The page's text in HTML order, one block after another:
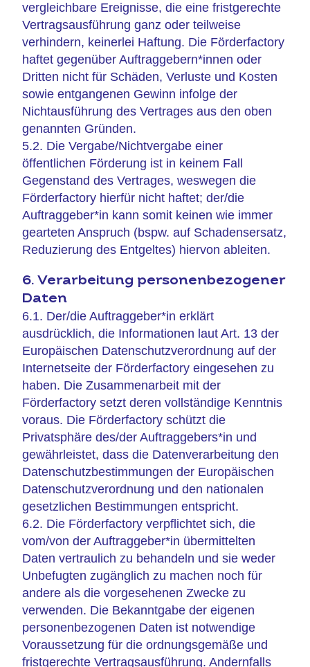
vergleichbare Ereignisse, die eine fristgerechte
Vertragsausführung ganz oder teilweise
verhindern, keinerlei Haftung. Die Förderfactory
haftet gegenüber Auftraggebern*innen oder
Dritten nicht für Schäden, Verluste und Kosten
sowie entgangenen Gewinn infolge der
Nichtausführung des Vertrages aus den oben
genannten Gründen.
5.2. Die Vergabe/Nichtvergabe einer
öffentlichen Förderung ist in keinem Fall
Gegenstand des Vertrages, weswegen die
Förderfactory hierfür nicht haftet; der/die
Auftraggeber*in kann somit keinen wie immer
gearteten Anspruch (bspw. auf Schadensersatz,
Reduzierung des Entgeltes) hiervon ableiten.
6. Verarbeitung personenbezogener
Daten
6.1. Der/die Auftraggeber*in erklärt
ausdrücklich, die Informationen laut Art. 13 der
Europäischen Datenschutzverordnung auf der
Internetseite der Förderfactory eingesehen zu
haben. Die Zusammenarbeit mit der
Förderfactory setzt deren vollständige Kenntnis
voraus. Die Förderfactory schützt die
Privatsphäre des/der Auftraggebers*in und
gewährleistet, dass die Datenverarbeitung den
Datenschutzbestimmungen der Europäischen
Datenschutzverordnung und den nationalen
gesetzlichen Bestimmungen entspricht.
6.2. Die Förderfactory verpflichtet sich, die
vom/von der Auftraggeber*in übermittelten
Daten vertraulich zu behandeln und sie weder
Unbefugten zugänglich zu machen noch für
andere als die vorgesehenen Zwecke zu
verwenden. Die Bekanntgabe der eigenen
personenbezogenen Daten ist notwendige
Voraussetzung für die ordnungsgemäße und
fristgerechte Vertragsausführung. Andernfalls